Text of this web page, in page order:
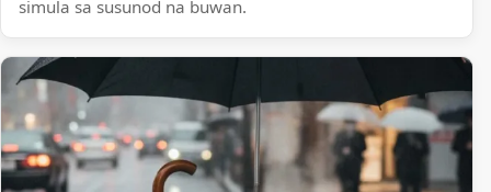
simula sa susunod na buwan.